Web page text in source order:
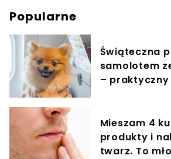
Popularne
Świąteczna
samolotem
–
Mieszam 4
produkty i
twarz. To